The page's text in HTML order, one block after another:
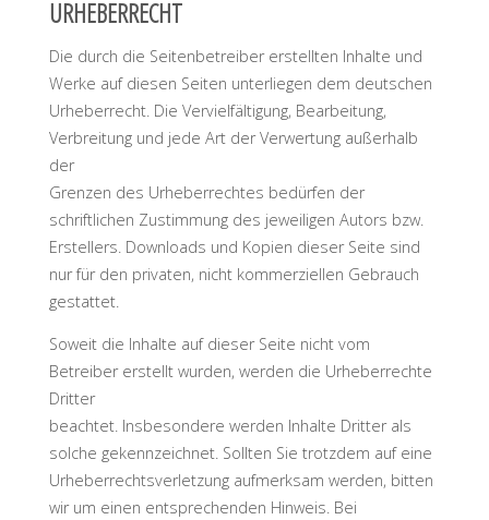
URHEBERRECHT
Die durch die Seitenbetreiber erstellten Inhalte und
Werke auf diesen Seiten unterliegen dem deutschen
Urheberrecht. Die Vervielfältigung, Bearbeitung,
Verbreitung und jede Art der Verwertung außerhalb
der
Grenzen des Urheberrechtes bedürfen der
schriftlichen Zustimmung des jeweiligen Autors bzw.
Erstellers. Downloads und Kopien dieser Seite sind
nur für den privaten, nicht kommerziellen Gebrauch
gestattet.
Soweit die Inhalte auf dieser Seite nicht vom
Betreiber erstellt wurden, werden die Urheberrechte
Dritter
beachtet. Insbesondere werden Inhalte Dritter als
solche gekennzeichnet. Sollten Sie trotzdem auf eine
Urheberrechtsverletzung aufmerksam werden, bitten
wir um einen entsprechenden Hinweis. Bei